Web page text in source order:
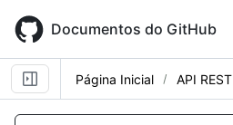
main
content
Documentos do GitHub
Página Inicial API REST